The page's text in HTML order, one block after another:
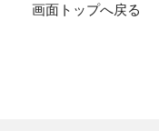
画面トップへ戻る